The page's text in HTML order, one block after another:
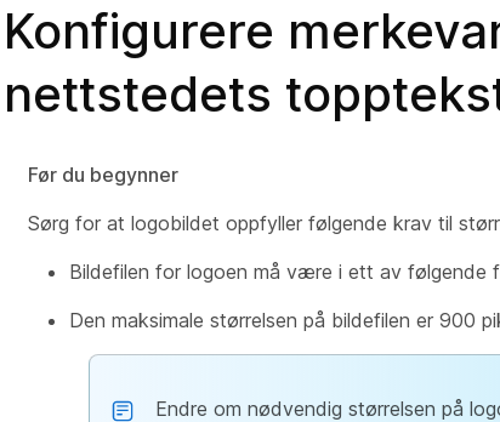
Konfigurere
nettstedets
Før du begynner
Sørg for at logobildet oppfyller følgende krav til
Bildefilen for logoen må være i ett av følgende
Den maksimale størrelsen på bildefilen er 900
Endre om nødvendig størrelsen på